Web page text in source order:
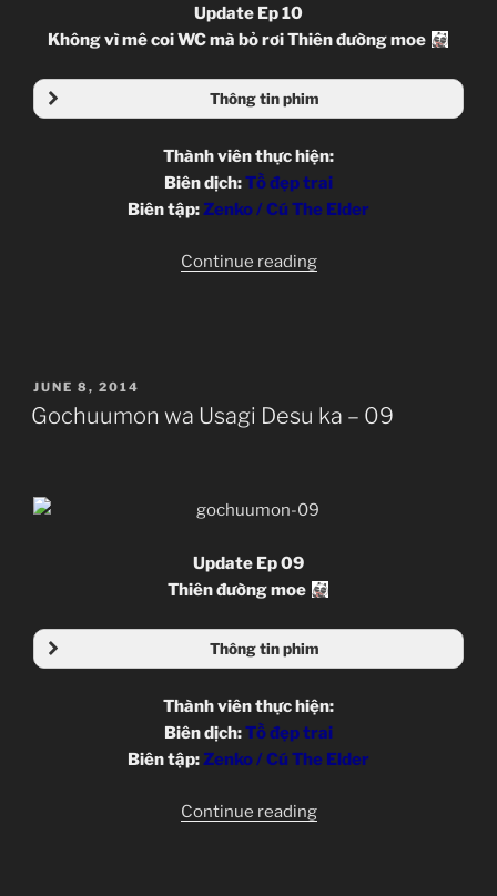
Update Ep 10
Không vì mê coi WC mà bỏ rơi Thiên đường moe
Thông tin phim
Thành viên thực hiện:
Biên dịch:Tồ đẹp trai
Biên tập:Zenko / Cú The Elder
Continue reading“Gochuumon
10”
POSTED
ON
JUNE 8, 2014
Gochuumon wa Usagi Desu ka – 09
Update Ep 09
Thiên đường moe
Thông tin phim
Thành viên thực hiện:
Biên dịch:Tồ đẹp trai
Biên tập:Zenko / Cú The Elder
Continue reading“Gochuumon